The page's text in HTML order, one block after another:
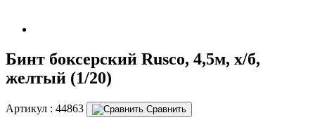
Бинт боксерский Rusco, 4,5м, х/б,
желтый (1/20)
Артикул : 44863 Сравнить